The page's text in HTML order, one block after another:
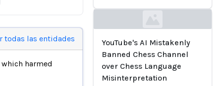
todas las entidades
which harmed
YouTube's AI Mistakenly
Banned Chess Channel
over Chess Language
Misinterpretation